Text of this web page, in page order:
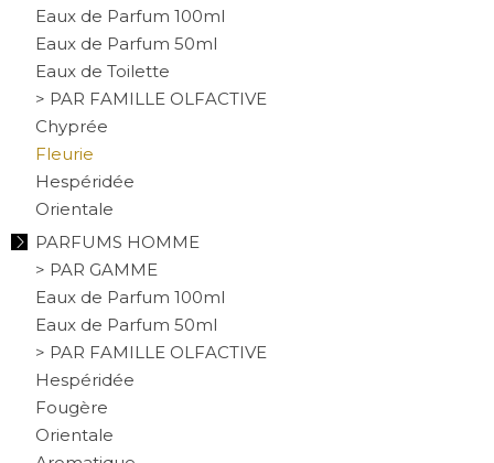
Eaux de Parfum 100ml
Eaux de Parfum 50ml
Eaux de Toilette
> PAR FAMILLE OLFACTIVE
Chyprée
Fleurie
Hespéridée
Orientale
PARFUMS HOMME
> PAR GAMME
Eaux de Parfum 100ml
Eaux de Parfum 50ml
> PAR FAMILLE OLFACTIVE
Hespéridée
Fougère
Orientale